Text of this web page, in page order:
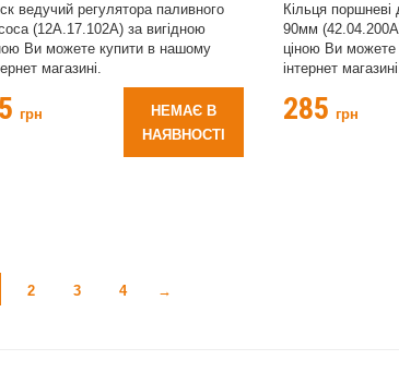
ведучий регулятора паливного
(12A.17.102A) за вигідною
Ви можете купити в нашому
магазині.
грн
НЕМАЄ В
НАЯВНОСТІ
Кільця
90мм
ціною Ви
інтернет
285 грн
2 3 4 →